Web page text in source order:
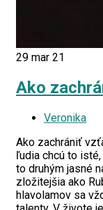
29 mar 21
Ako
Veronika
Ako zachrániť
ľudia chcú to
to druhým jasné
zložitejšia ako
hlavolamov sa